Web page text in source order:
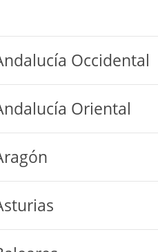
Occidental
Oriental